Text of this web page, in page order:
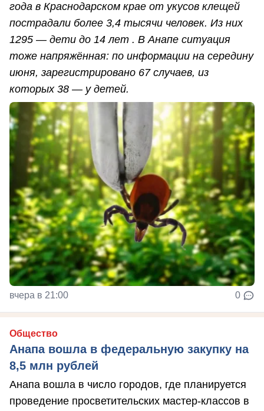
года в Краснодарском крае от укусов клещей
пострадали более 3,4 тысячи человек. Из них
1295 — дети до 14 лет . В Анапе ситуация
тоже напряжённая: по информации на середину
июня, зарегистрировано 67 случаев, из
которых 38 — у детей.
вчера в 21:00 0
Общество
Анапа вошла в федеральную закупку на
8,5 млн рублей
Анапа вошла в число городов, где планируется
проведение просветительских мастер-классов в